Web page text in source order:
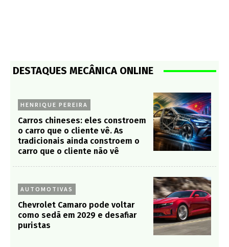
DESTAQUES MECÂNICA ONLINE
HENRIQUE PEREIRA
Carros chineses: eles constroem
o carro que o cliente vê. As
tradicionais ainda constroem o
carro que o cliente não vê
AUTOMOTIVAS
Chevrolet Camaro pode voltar
como sedã em 2029 e desafiar
puristas